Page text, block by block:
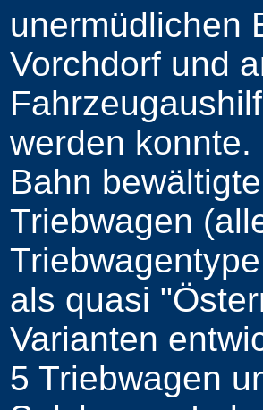
unermüdlichen
Vorchdorf und
werden
Bahn
Triebwagen
als quasi
Varianten
5 Triebwagen